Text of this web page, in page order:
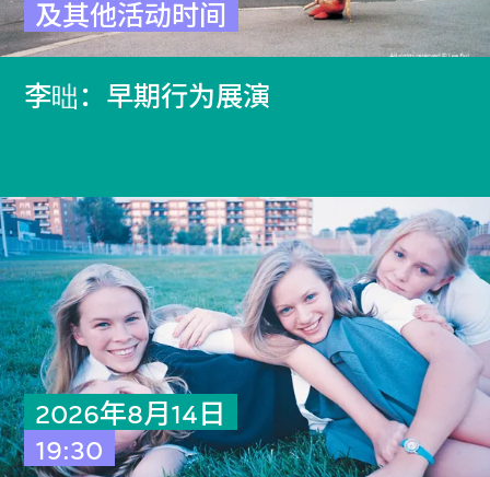
及其他活动时间
李昢：早期行为展演
2026年8月14日
19:30